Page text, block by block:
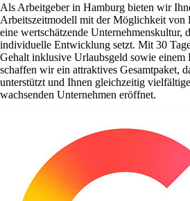
Als Arbeitgeber in Hamburg bieten wir
Arbeitszeitmodell mit der Möglichkeit von
eine wertschätzende Unternehmenskultur,
individuelle Entwicklung setzt. Mit 30
Gehalt inklusive Urlaubsgeld sowie einem
schaffen wir ein attraktives Gesamtpaket,
unterstützt und Ihnen gleichzeitig
wachsenden Unternehmen eröffnet.